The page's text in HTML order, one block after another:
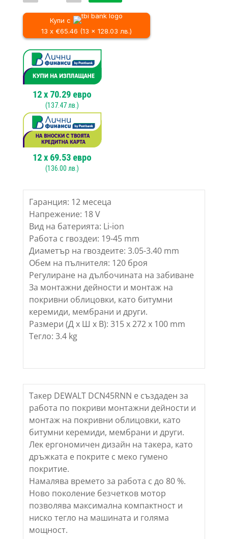
акумулаторен
DEWALT
DCN45RNN,
18V
Купи с
13 x €65.46 (13 x 128.03 лв.)
12x 70.29 евро
(137.47лв.)
12x 69.53 евро
(136.00 лв.)
Гаранция: 12 месеца
Напрежение: 18 V
Вид на батерията: Li-ion
Работа с гвоздеи: 19-45 mm
Диаметър на гвоздеите: 3.05-3.40 mm
Обем на пълнителя: 120 броя
Регулиране на дълбочината на забиване
За монтажни дейности и монтаж на
покривни облицовки, като битумни
керемиди, мембрани и други.
Размери (Д х Ш х В): 315 x 272 x 100 mm
Тегло: 3.4 kg
Такер DEWALT DCN45RNN е създаден за
работа по покриви монтажни дейности и
монтаж на покривни облицовки, като
битумни керемиди, мембрани и други.
Лек ергономичен дизайн на такера, като
дръжката е покрите с меко гумено
покритие.
Намалява времето за работа с до 80 %.
Ново поколение безчетков мотор
позволява максимална компактност и
ниско тегло на машината и голяма
мощност.